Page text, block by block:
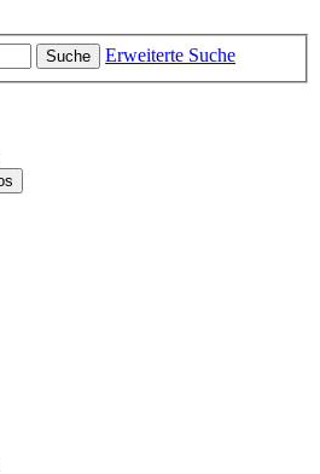
Suche
Erweiterte Suche